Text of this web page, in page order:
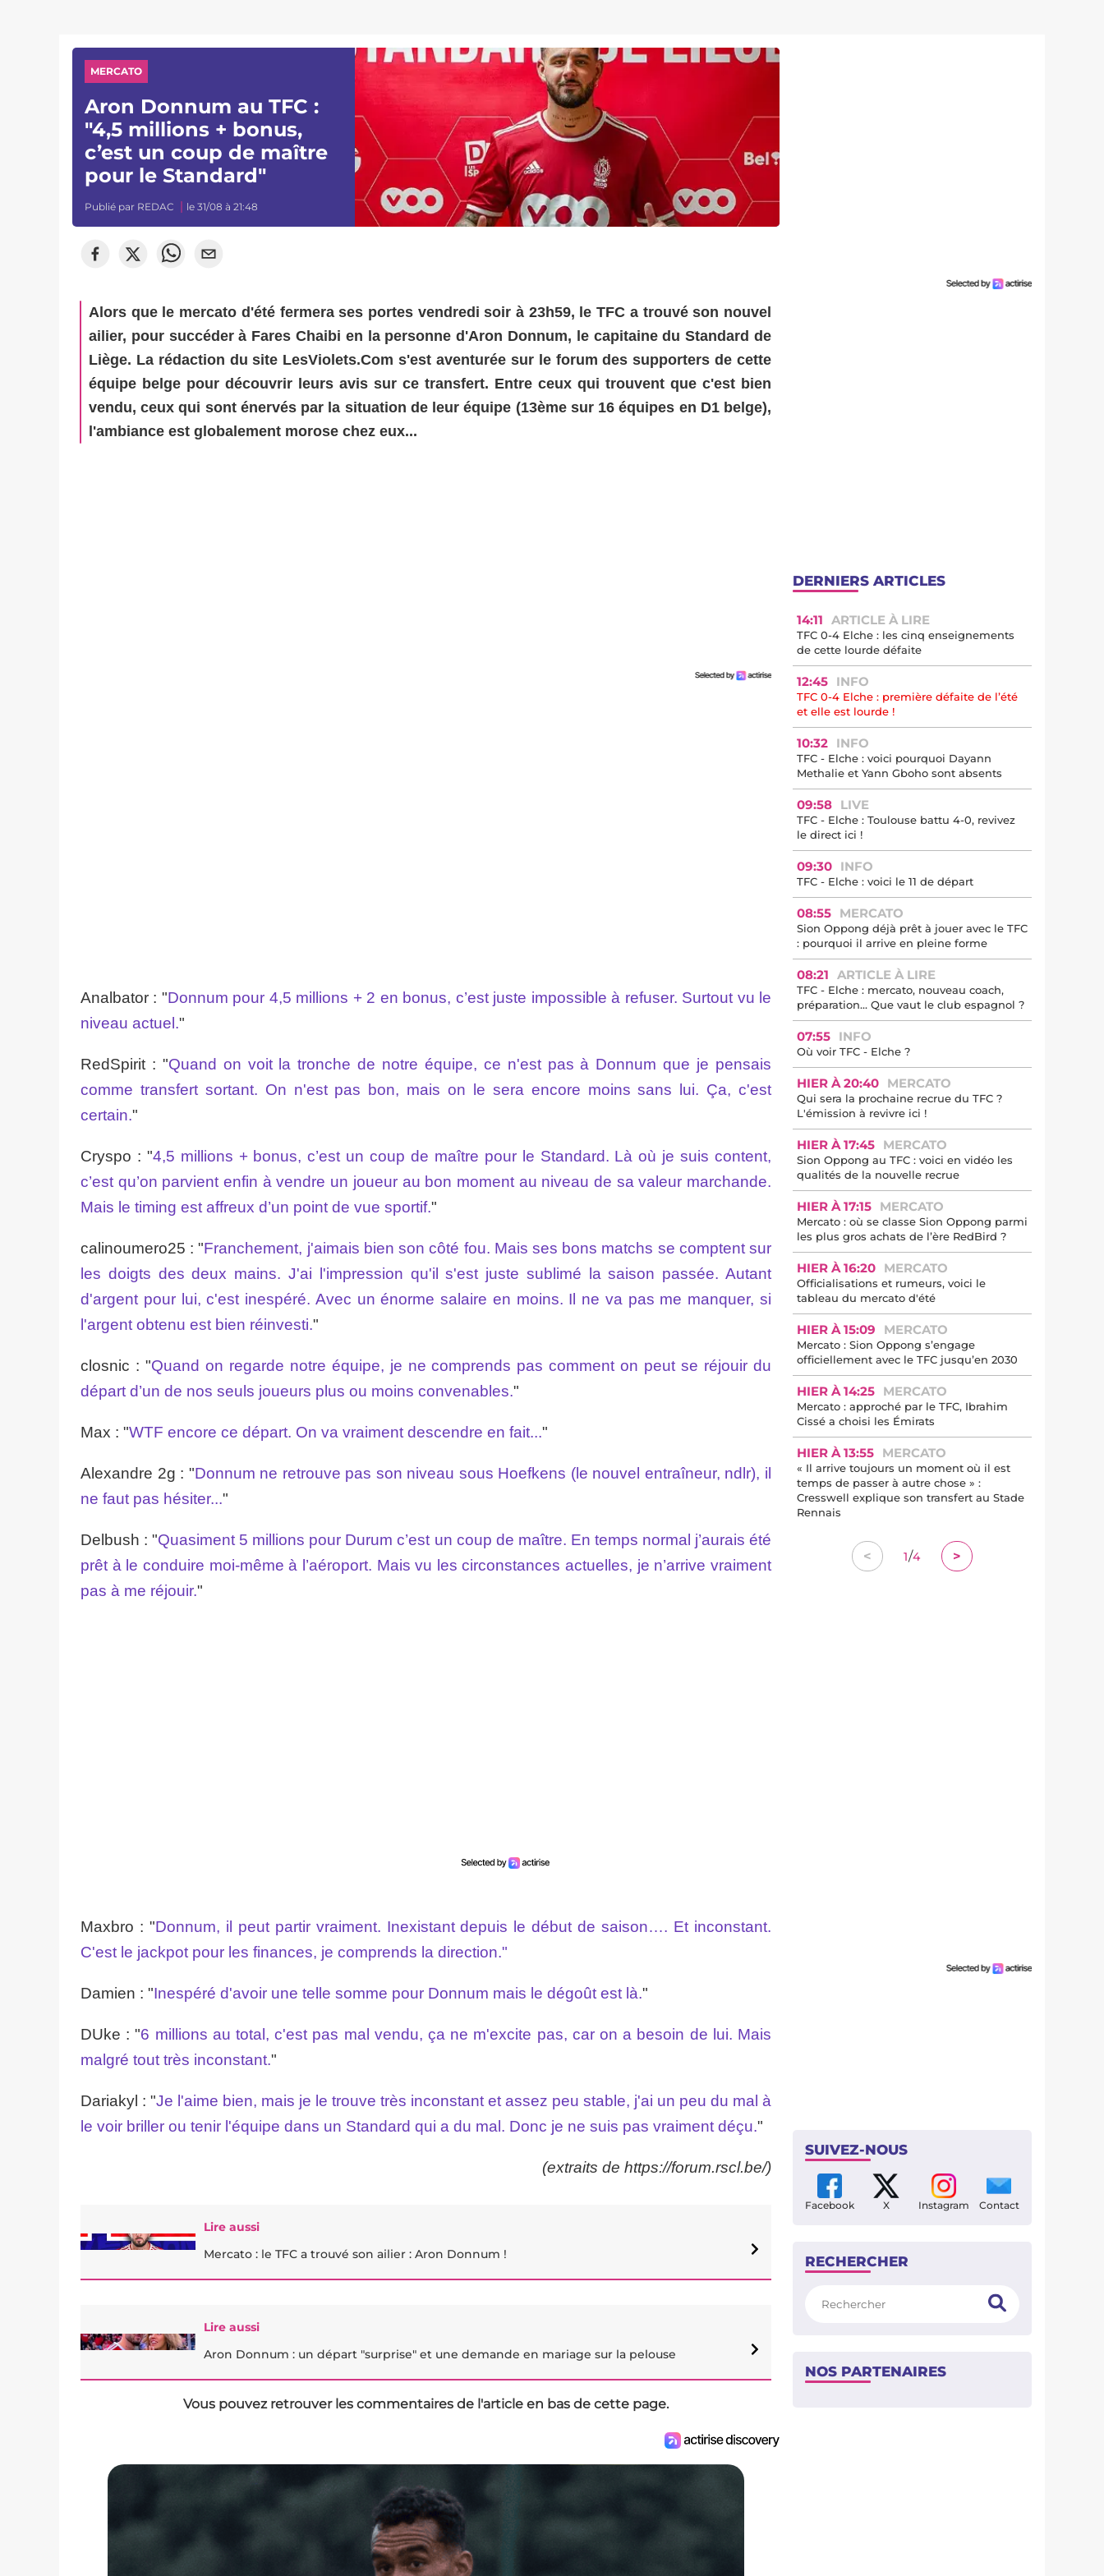
MERCATO
Aron Donnum au TFC :
"4,5 millions + bonus,
c’est un coup de maître
pour le Standard"
Publié par REDAC le 31/08 à 21:48
Alors que le mercato d'été fermera ses portes vendredi soir à 23h59, le TFC a trouvé son nouvel
ailier, pour succéder à Fares Chaibi en la personne d'Aron Donnum, le capitaine du Standard de
Liège. La rédaction du site LesViolets.Com s'est aventurée sur le forum des supporters de cette
équipe belge pour découvrir leurs avis sur ce transfert. Entre ceux qui trouvent que c'est bien
vendu, ceux qui sont énervés par la situation de leur équipe (13ème sur 16 équipes en D1 belge),
l'ambiance est globalement morose chez eux...
Analbator : "Donnum pour 4,5 millions + 2 en bonus, c’est juste impossible à refuser. Surtout vu le
niveau actuel."
RedSpirit : "Quand on voit la tronche de notre équipe, ce n'est pas à Donnum que je pensais
comme transfert sortant. On n'est pas bon, mais on le sera encore moins sans lui. Ça, c'est
certain."
Cryspo : "4,5 millions + bonus, c’est un coup de maître pour le Standard. Là où je suis content,
c’est qu’on parvient enfin à vendre un joueur au bon moment au niveau de sa valeur marchande.
Mais le timing est affreux d’un point de vue sportif."
calinoumero25 : "Franchement, j'aimais bien son côté fou. Mais ses bons matchs se comptent sur
les doigts des deux mains. J'ai l'impression qu'il s'est juste sublimé la saison passée. Autant
d'argent pour lui, c'est inespéré. Avec un énorme salaire en moins. Il ne va pas me manquer, si
l'argent obtenu est bien réinvesti."
closnic : "Quand on regarde notre équipe, je ne comprends pas comment on peut se réjouir du
départ d’un de nos seuls joueurs plus ou moins convenables."
Max : "WTF encore ce départ. On va vraiment descendre en fait..."
Alexandre 2g : "Donnum ne retrouve pas son niveau sous Hoefkens (le nouvel entraîneur, ndlr), il
ne faut pas hésiter..."
Delbush : "Quasiment 5 millions pour Durum c’est un coup de maître. En temps normal j’aurais été
prêt à le conduire moi-même à l’aéroport. Mais vu les circonstances actuelles, je n’arrive vraiment
pas à me réjouir."
Maxbro : "Donnum, il peut partir vraiment. Inexistant depuis le début de saison…. Et inconstant.
C'est le jackpot pour les finances, je comprends la direction."
Damien : "Inespéré d'avoir une telle somme pour Donnum mais le dégoût est là."
DUke : "6 millions au total, c'est pas mal vendu, ça ne m'excite pas, car on a besoin de lui. Mais
malgré tout très inconstant."
Dariakyl : "Je l'aime bien, mais je le trouve très inconstant et assez peu stable, j'ai un peu du mal à
le voir briller ou tenir l'équipe dans un Standard qui a du mal. Donc je ne suis pas vraiment déçu."
(extraits de https://forum.rscl.be/)
Lire aussi
Mercato : le TFC a trouvé son ailier : Aron Donnum !
Lire aussi
Aron Donnum : un départ "surprise" et une demande en mariage sur la pelouse
Vous pouvez retrouver les commentaires de l'article en bas de cette page.
DERNIERS ARTICLES
14:11 ARTICLE À LIRE
TFC 0-4 Elche : les cinq enseignements
de cette lourde défaite
12:45 INFO
TFC 0-4 Elche : première défaite de l’été
et elle est lourde !
10:32 INFO
TFC - Elche : voici pourquoi Dayann
Methalie et Yann Gboho sont absents
09:58 LIVE
TFC - Elche : Toulouse battu 4-0, revivez
le direct ici !
09:30 INFO
TFC - Elche : voici le 11 de départ
08:55 MERCATO
Sion Oppong déjà prêt à jouer avec le TFC
: pourquoi il arrive en pleine forme
08:21 ARTICLE À LIRE
TFC - Elche : mercato, nouveau coach,
préparation… Que vaut le club espagnol ?
07:55 INFO
Où voir TFC - Elche ?
HIER À 20:40 MERCATO
Qui sera la prochaine recrue du TFC ?
L'émission à revivre ici !
HIER À 17:45 MERCATO
Sion Oppong au TFC : voici en vidéo les
qualités de la nouvelle recrue
HIER À 17:15 MERCATO
Mercato : où se classe Sion Oppong parmi
les plus gros achats de l’ère RedBird ?
HIER À 16:20 MERCATO
Officialisations et rumeurs, voici le
tableau du mercato d'été
HIER À 15:09 MERCATO
Mercato : Sion Oppong s’engage
officiellement avec le TFC jusqu’en 2030
HIER À 14:25 MERCATO
Mercato : approché par le TFC, Ibrahim
Cissé a choisi les Émirats
HIER À 13:55 MERCATO
« Il arrive toujours un moment où il est
temps de passer à autre chose » :
Cresswell explique son transfert au Stade
Rennais
< 1/4 >
SUIVEZ-NOUS
Facebook X Instagram Contact
RECHERCHER
NOS PARTENAIRES